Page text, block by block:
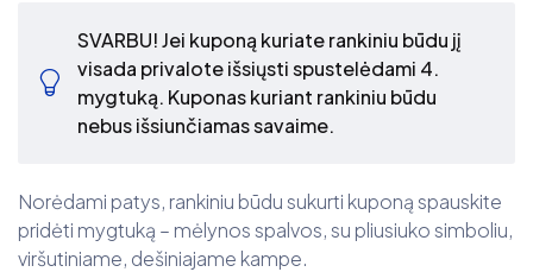
SVARBU! Jei kuponą kuriate rankiniu būdu jį
visada privalote išsiųsti spustelėdami 4.
mygtuką. Kuponas kuriant rankiniu būdu
nebus išsiunčiamas savaime.
Norėdami patys, rankiniu būdu sukurti kuponą spauskite
pridėti mygtuką – mėlynos spalvos, su pliusiuko simboliu,
viršutiniame, dešiniajame kampe.